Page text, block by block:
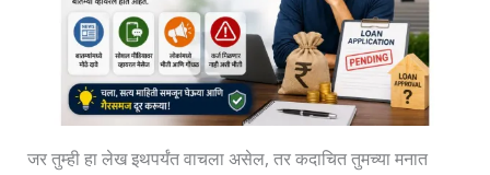
जर तुम्ही हा लेख इथपर्यंत वाचला असेल, तर कदाचित तुमच्या मनात